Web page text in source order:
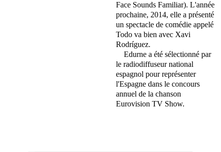
Face Sounds Familiar). L'année
prochaine, 2014, elle a présenté
un spectacle de comédie appelé
Todo va bien avec Xavi
Rodríguez.
Edurne a été sélectionné par
le radiodiffuseur national
espagnol pour représenter
l'Espagne dans le concours
annuel de la chanson
Eurovision TV Show.